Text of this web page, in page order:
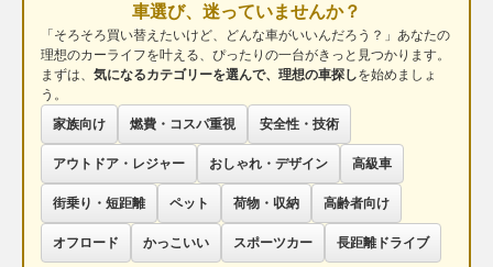
車選び、迷っていませんか？
「そろそろ買い替えたいけど、どんな車がいいんだろう？」あなたの
理想のカーライフを叶える、ぴったりの一台がきっと見つかります。
まずは、 気になるカテゴリーを選んで、理想の車探しを始めましょ
う。
家族向け
燃費・コスパ重視 安全性・技術
アウトドア・レジャー おしゃれ・デザイン 高級車
街乗り・短距離 ペット 荷物・収納 高齢者向け
オフロード かっこいい スポーツカー 長距離ドライブ